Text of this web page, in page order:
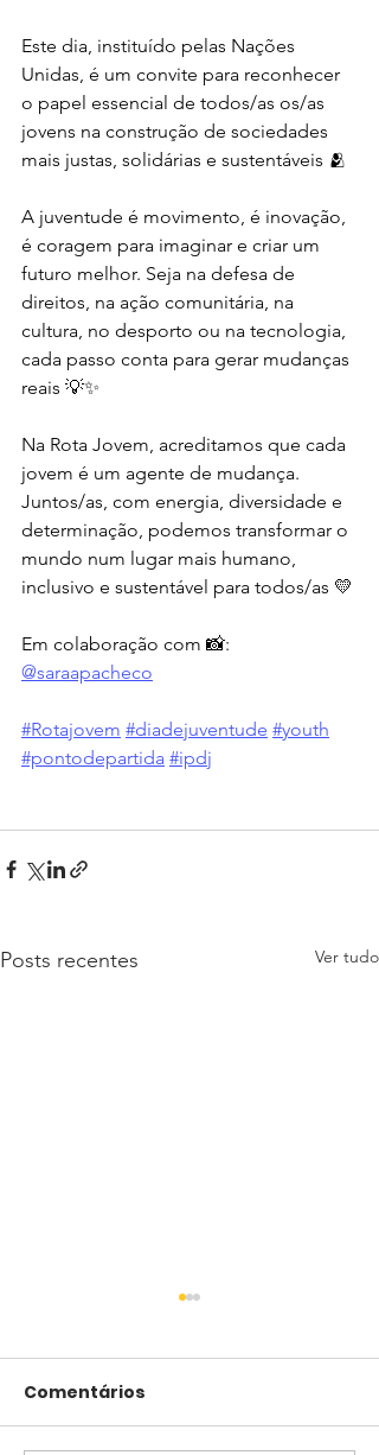
Este dia, instituído pelas Nações
Unidas, é um convite para reconhecer
o papel essencial de todos/as os/as
jovens na construção de sociedades
mais justas, solidárias e sustentáveis 🫂
A juventude é movimento, é inovação,
é coragem para imaginar e criar um
futuro melhor. Seja na defesa de
direitos, na ação comunitária, na
cultura, no desporto ou na tecnologia,
cada passo conta para gerar mudanças
reais 💡✨
Na Rota Jovem, acreditamos que cada
jovem é um agente de mudança.
Juntos/as, com energia, diversidade e
determinação, podemos transformar o
mundo num lugar mais humano,
inclusivo e sustentável para todos/as 💛
Em colaboração com 📸:
@saraapacheco
#Rotajovem #diadejuventude #youth
#pontodepartida #ipdj
Posts recentes Ver tudo
Comentários